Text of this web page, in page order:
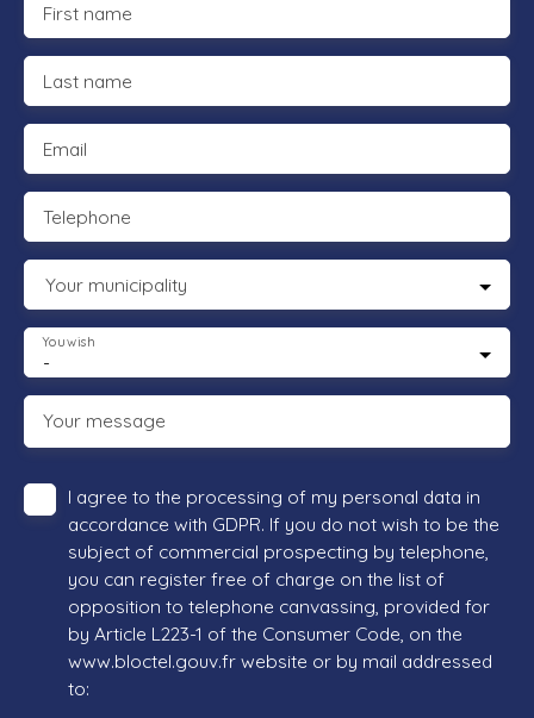
First name
Last name
Email
Telephone
Your municipality
-
You wish
Your message
I agree to the processing of my personal data in
accordance with GDPR. If you do not wish to be the
subject of commercial prospecting by telephone,
you can register free of charge on the list of
opposition to telephone canvassing, provided for
by Article L223-1 of the Consumer Code, on the
www.bloctel.gouv.fr website or by mail addressed
to: